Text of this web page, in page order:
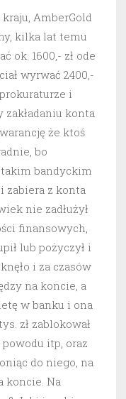
AmberGold
kilka lat temu
ok. 1600,- zł ode
wyrwać 2400,-
i
zakładaniu konta
że ktoś
bo
bandyckim
zabiera z konta
nie zadłużył
finansowych,
lub pożyczył i
i za czasów
na koncie, a
w banku i ona
zł zablokował
itp, oraz
do niego, na
koncie. Na